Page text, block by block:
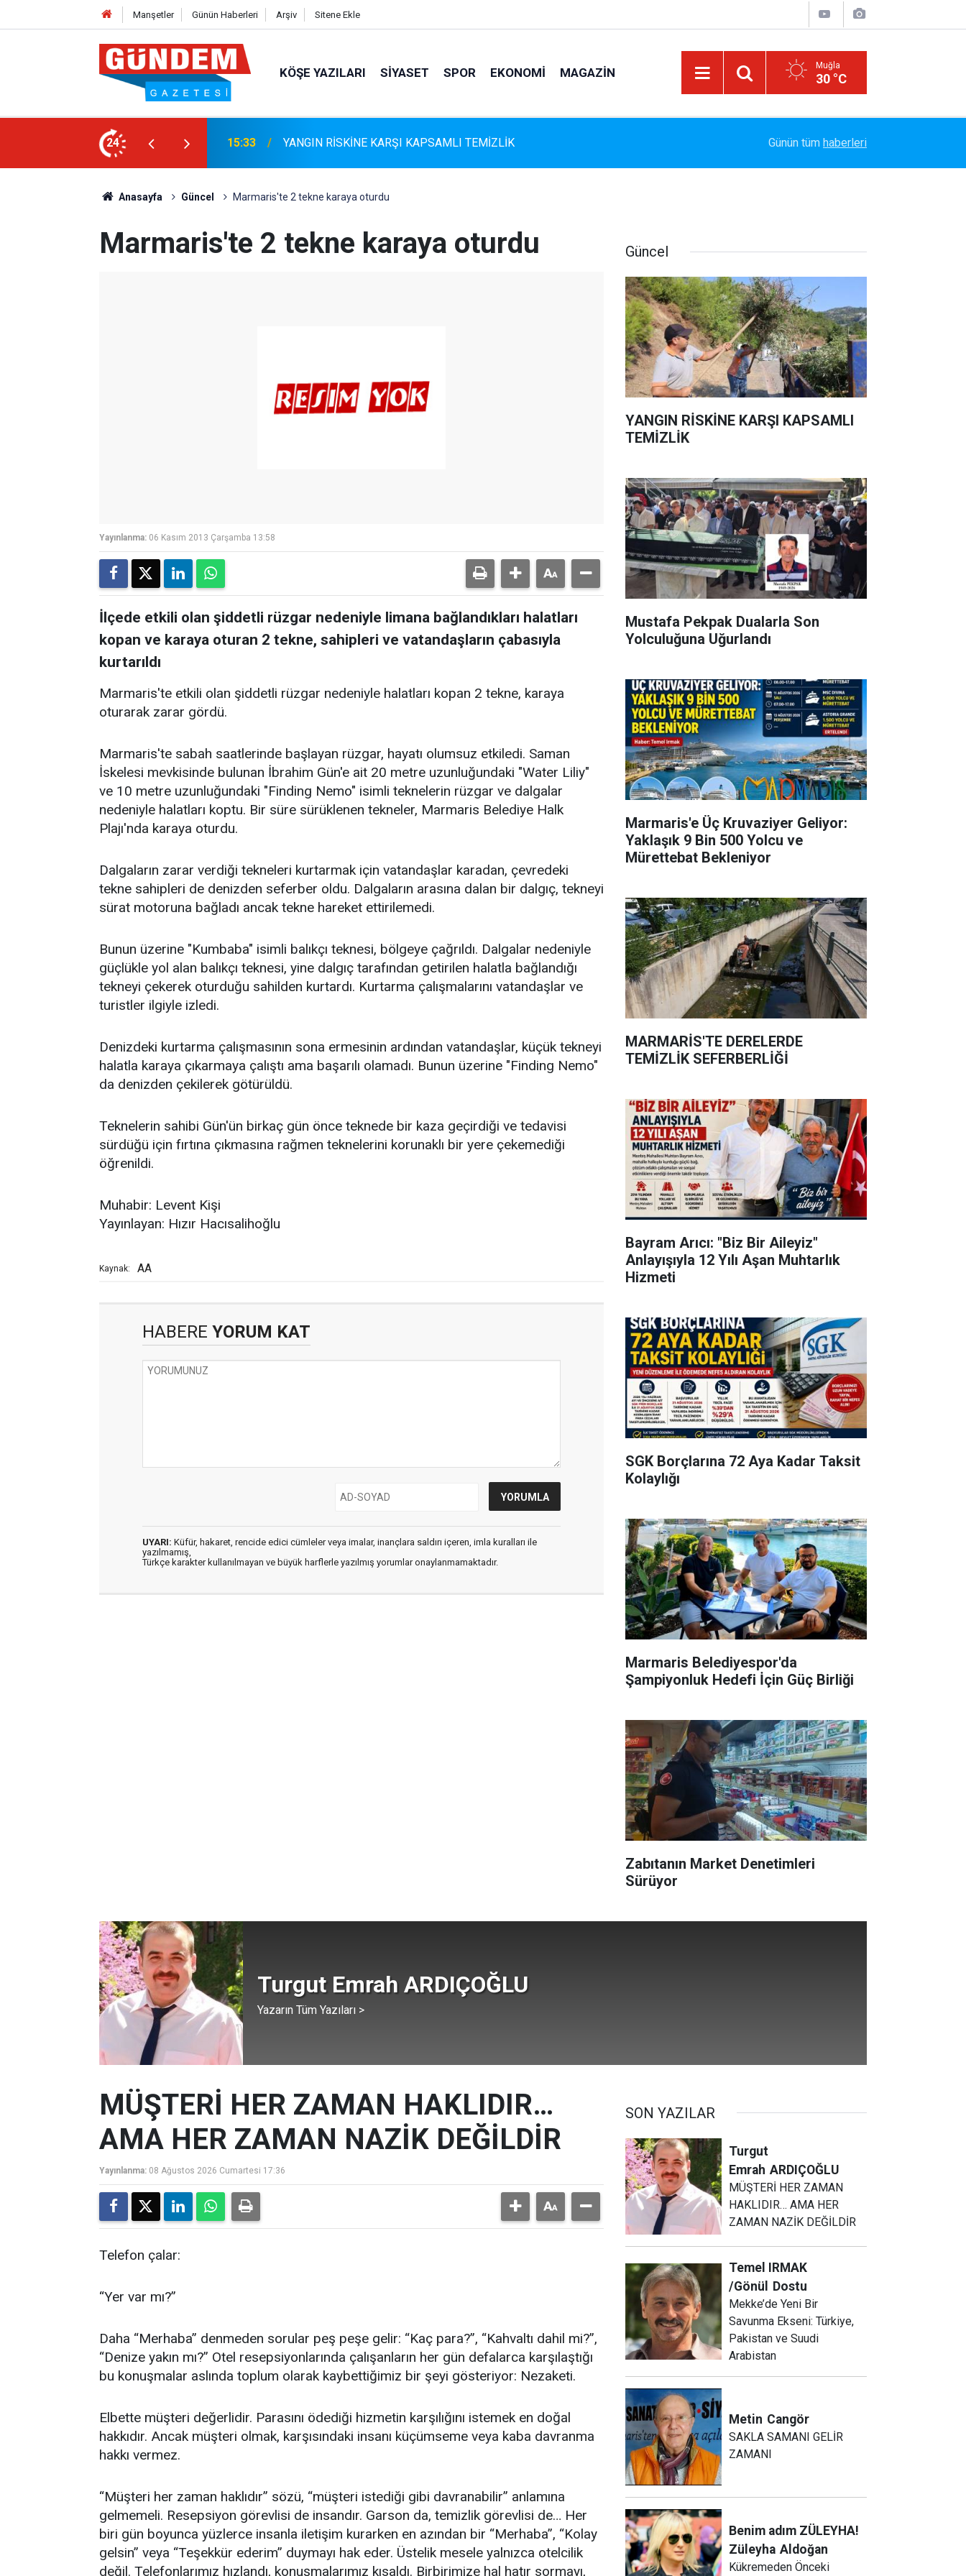
Manşetler Günün Haberleri Arşiv Sitene Ekle
KÖŞE YAZILARI SIYASET SPOR EKONOMI MAGAZIN Muğla
30 °C
24 15:06
Marmaris Belediyespor'da Altyapıya Güçlü Takviye: Mustafa Çolakoğlu ile
Sözleşme İmzalandı
Tamamladı
Günün tüm haberleri
Anasayfa Güncel Marmaris'te 2 tekne karaya oturdu
Marmaris'te 2 tekne karaya oturdu
Yayınlanma: 06 Kasım 2013 Çarşamba 13:58
İlçede etkili olan şiddetli rüzgar nedeniyle limana bağlandıkları halatları
kopan ve karaya oturan 2 tekne, sahipleri ve vatandaşların çabasıyla
kurtarıldı
Marmaris'te etkili olan şiddetli rüzgar nedeniyle halatları kopan 2 tekne, karaya
oturarak zarar gördü.
Marmaris'te sabah saatlerinde başlayan rüzgar, hayatı olumsuz etkiledi. Saman
İskelesi mevkisinde bulunan İbrahim Gün'e ait 20 metre uzunluğundaki "Water Liliy"
ve 10 metre uzunluğundaki "Finding Nemo" isimli teknelerin rüzgar ve dalgalar
nedeniyle halatları koptu. Bir süre sürüklenen tekneler, Marmaris Belediye Halk
Plajı'nda karaya oturdu.
Dalgaların zarar verdiği tekneleri kurtarmak için vatandaşlar karadan, çevredeki
tekne sahipleri de denizden seferber oldu. Dalgaların arasına dalan bir dalgıç, tekneyi
sürat motoruna bağladı ancak tekne hareket ettirilemedi.
Bunun üzerine "Kumbaba" isimli balıkçı teknesi, bölgeye çağrıldı. Dalgalar nedeniyle
güçlükle yol alan balıkçı teknesi, yine dalgıç tarafından getirilen halatla bağlandığı
tekneyi çekerek oturduğu sahilden kurtardı. Kurtarma çalışmalarını vatandaşlar ve
turistler ilgiyle izledi.
Denizdeki kurtarma çalışmasının sona ermesinin ardından vatandaşlar, küçük tekneyi
halatla karaya çıkarmaya çalıştı ama başarılı olamadı. Bunun üzerine "Finding Nemo"
da denizden çekilerek götürüldü.
Teknelerin sahibi Gün'ün birkaç gün önce teknede bir kaza geçirdiği ve tedavisi
sürdüğü için fırtına çıkmasına rağmen teknelerini korunaklı bir yere çekemediği
öğrenildi.
Muhabir: Levent Kişi
Yayınlayan: Hızır Hacısalihoğlu
Kaynak: AA
HABERE YORUM KAT
UYARI: Küfür, hakaret, rencide edici cümleler veya imalar, inançlara saldırı içeren, imla kuralları ile
yazılmamış,
Türkçe karakter kullanılmayan ve büyük harflerle yazılmış yorumlar onaylanmamaktadır.
Güncel
YANGIN RİSKİNE KARŞI KAPSAMLI
TEMİZLİK
Mustafa Pekpak Dualarla Son
Yolculuğuna Uğurlandı
Marmaris'e Üç Kruvaziyer Geliyor:
Yaklaşık 9 Bin 500 Yolcu ve
Mürettebat Bekleniyor
MARMARİS'TE DERELERDE
TEMİZLİK SEFERBERLİĞİ
Bayram Arıcı: "Biz Bir Aileyiz"
Anlayışıyla 12 Yılı Aşan Muhtarlık
Hizmeti
SGK Borçlarına 72 Aya Kadar Taksit
Kolaylığı
Marmaris Belediyespor'da
Şampiyonluk Hedefi İçin Güç Birliği
Zabıtanın Market Denetimleri
Sürüyor
Turgut Emrah ARDIÇOĞLU
Yazarın Tüm Yazıları >
MÜŞTERİ HER ZAMAN HAKLIDIR…
AMA HER ZAMAN NAZİK DEĞİLDİR
Yayınlanma: 08 Ağustos 2026 Cumartesi 17:36
Telefon çalar:
“Yer var mı?”
Daha “Merhaba” denmeden sorular peş peşe gelir: “Kaç para?”, “Kahvaltı dahil mi?”,
“Denize yakın mı?” Otel resepsiyonlarında çalışanların her gün defalarca karşılaştığı
bu konuşmalar aslında toplum olarak kaybettiğimiz bir şeyi gösteriyor: Nezaketi.
Elbette müşteri değerlidir. Parasını ödediği hizmetin karşılığını istemek en doğal
hakkıdır. Ancak müşteri olmak, karşısındaki insanı küçümseme veya kaba davranma
hakkı vermez.
“Müşteri her zaman haklıdır” sözü, “müşteri istediği gibi davranabilir” anlamına
gelmemeli. Resepsiyon görevlisi de insandır. Garson da, temizlik görevlisi de… Her
biri gün boyunca yüzlerce insanla iletişim kurarken en azından bir “Merhaba”, “Kolay
gelsin” veya “Teşekkür ederim” duymayı hak eder. Üstelik mesele yalnızca otelcilik
değil. Telefonlarımız hızlandı, konuşmalarımız kısaldı. Birbirimize hal hatır sormayı,
SON YAZILAR
Turgut
Emrah ARDIÇOĞLU
MÜŞTERİ HER ZAMAN
HAKLIDIR… AMA HER
ZAMAN NAZİK DEĞİLDİR
Temel IRMAK
/Gönül
Dostu
Mekke’de Yeni Bir
Savunma Ekseni: Türkiye,
Pakistan ve Suudi
Arabistan
Metin Cangör
SAKLA SAMANI GELİR
ZAMANI
Benim adım ZÜLEYHA!
Züleyha Aldoğan
Kükremeden Önceki